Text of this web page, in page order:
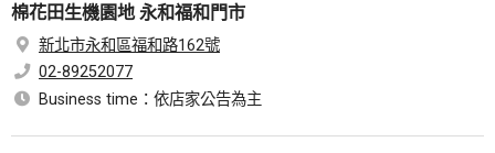
棉花田生機園地 永和福和門市
新北市永和區福和路162號
02-89252077
Business time：依店家公告為主